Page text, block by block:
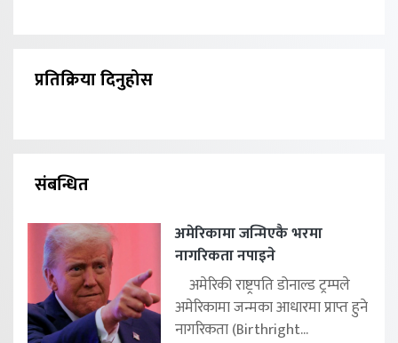
प्रतिक्रिया दिनुहोस
संबन्धित
अमेरिकामा जन्मिएकै भरमा
नागरिकता नपाइने
अमेरिकी राष्ट्रपति डोनाल्ड ट्रम्पले
अमेरिकामा जन्मका आधारमा प्राप्त हुने
नागरिकता (Birthright...